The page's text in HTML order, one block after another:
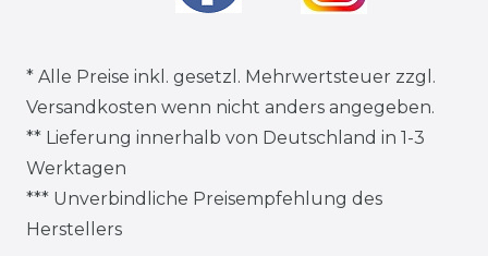
* Alle Preise inkl. gesetzl. Mehrwertsteuer zzgl.
Versandkosten wenn nicht anders angegeben.
** Lieferung innerhalb von Deutschland in 1-3
Werktagen
*** Unverbindliche Preisempfehlung des
Herstellers